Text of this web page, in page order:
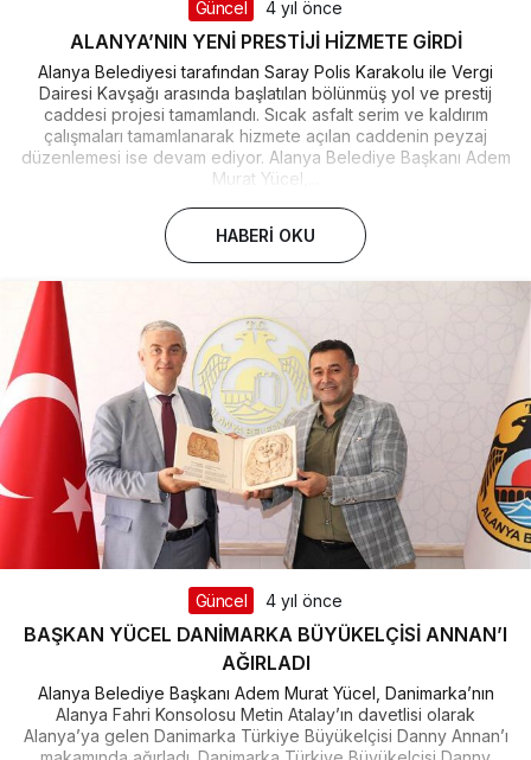
Güncel 4 yıl önce
ALANYA’NIN YENİ PRESTİJİ HİZMETE GİRDİ
Alanya Belediyesi tarafından Saray Polis Karakolu ile Vergi
Dairesi Kavşağı arasında başlatılan bölünmüş yol ve prestij
caddesi projesi tamamlandı. Sıcak asfalt serim ve kaldırım
çalışmaları tamamlanarak hizmete açılan caddenin peyzaj
düzenlemesi ise devam ediyor. Alanya Belediye Başkanı Adem
Murat Yücel,...
HABERI OKU
Güncel 4 yıl önce
BAŞKAN YÜCEL DANİMARKA BÜYÜKELÇİSİ ANNAN’I
AĞIRLADI
Alanya Belediye Başkanı Adem Murat Yücel, Danimarka’nın
Alanya Fahri Konsolosu Metin Atalay’ın davetlisi olarak
Alanya’ya gelen Danimarka Türkiye Büyükelçisi Danny Annan’ı